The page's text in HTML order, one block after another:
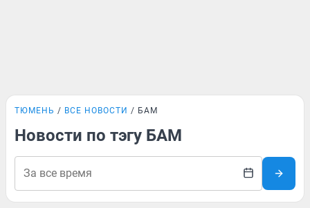
ТЮМЕНЬ ВСЕ НОВОСТИ БАМ
Новости по тэгу БАМ